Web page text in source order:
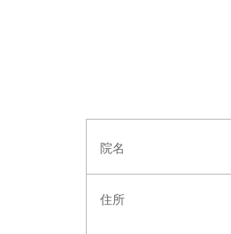
院名
住所